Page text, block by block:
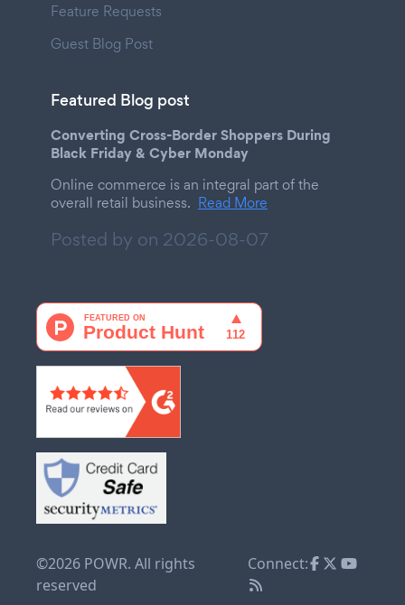
Feature Requests
Guest Blog Post
Featured Blog post
Converting Cross-Border Shoppers During
Black Friday & Cyber Monday
Online commerce is an integral part of the
overall retail business. Read More
Posted by on 2026-08-07
©2026 POWR. All rights
reserved
Connect: